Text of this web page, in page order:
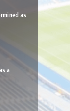
as
a